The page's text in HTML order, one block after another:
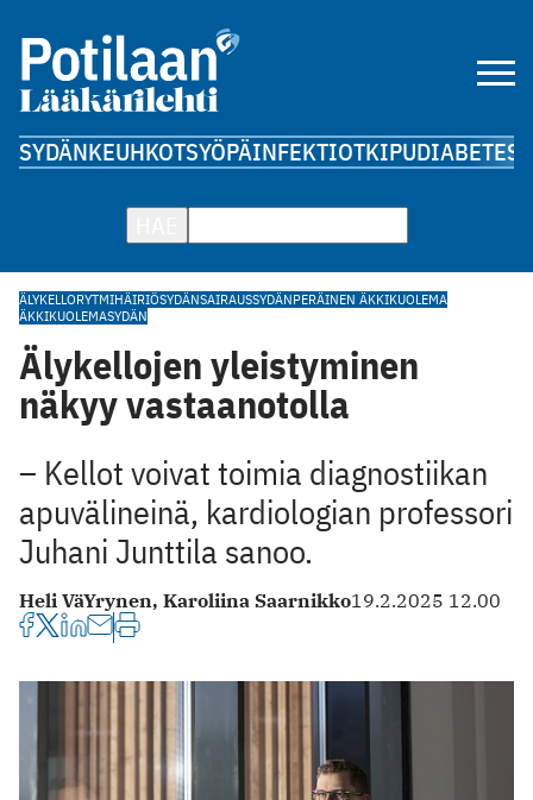
SYDÄNKEUHKOTSYÖPÄINFEKTIOTKIPUDIABETES
ÄLYKELLORYTMIHÄIRIÖSYDÄNSAIRAUSSYDÄNPERÄINEN ÄKKIKUOLEMA
ÄKKIKUOLEMASYDÄN
Älykellojen yleistyminen
näkyy vastaanotolla
– Kellot voivat toimia diagnostiikan
apuvälineinä, kardiologian professori
Juhani Junttila sanoo.
Heli VäYrynen, Karoliina Saarnikko19.2.2025 12.00